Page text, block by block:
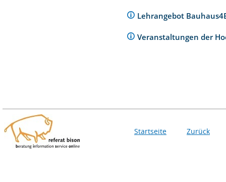
Lehrangebot
Veranstaltungen der
Startseite Zurück